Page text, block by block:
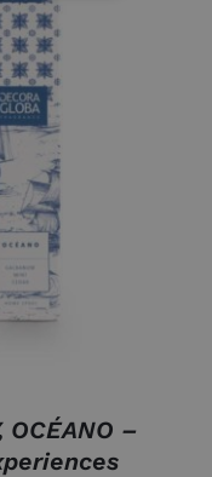
OCÉANO –